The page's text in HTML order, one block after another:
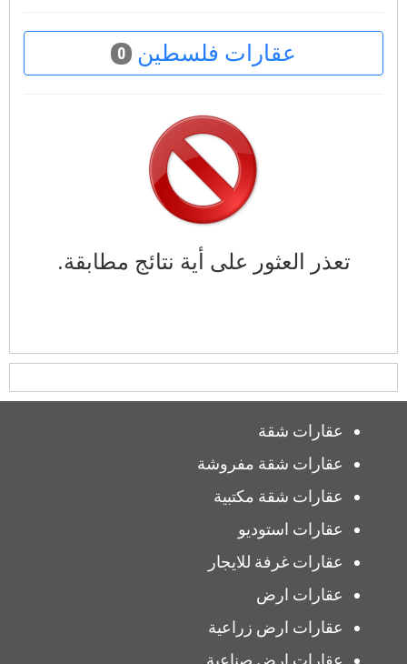
عقارات فلسطين 0
تعذر العثور على أية نتائج مطابقة.
عقارات شقة
عقارات شقة مفروشة
عقارات شقة مكتبية
عقارات استوديو
عقارات غرفة للايجار
عقارات ارض
عقارات ارض زراعية
عقارات ارض صناعية